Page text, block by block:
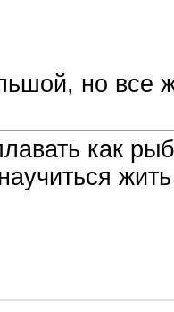
но все
как